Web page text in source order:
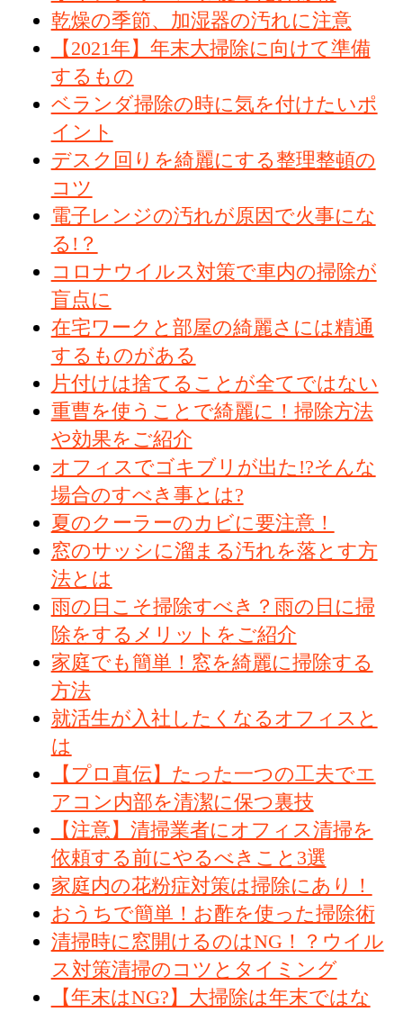
乾燥の季節、加湿器の汚れに注意
【2021年】年末大掃除に向けて準備
するもの
ベランダ掃除の時に気を付けたいポ
イント
デスク回りを綺麗にする整理整頓の
コツ
電子レンジの汚れが原因で火事にな
る!？
コロナウイルス対策で車内の掃除が
盲点に
在宅ワークと部屋の綺麗さには精通
するものがある
片付けは捨てることが全てではない
重曹を使うことで綺麗に！掃除方法
や効果をご紹介
オフィスでゴキブリが出た!?そんな
場合のすべき事とは?
夏のクーラーのカビに要注意！
窓のサッシに溜まる汚れを落とす方
法とは
雨の日こそ掃除すべき？雨の日に掃
除をするメリットをご紹介
家庭でも簡単！窓を綺麗に掃除する
方法
就活生が入社したくなるオフィスと
は
【プロ直伝】たった一つの工夫でエ
アコン内部を清潔に保つ裏技
【注意】清掃業者にオフィス清掃を
依頼する前にやるべきこと3選
家庭内の花粉症対策は掃除にあり！
おうちで簡単！お酢を使った掃除術
清掃時に窓開けるのはNG！？ウイル
ス対策清掃のコツとタイミング
【年末はNG?】大掃除は年末ではな